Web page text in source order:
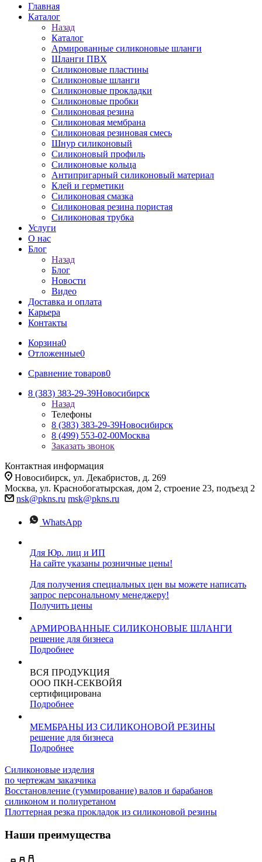
Главная
Каталог
Назад
Каталог
Армированные силиконовые шланги
Шланги ПВХ
Силиконовые пластины
Силиконовые шланги
Силиконовые прокладки
Силиконовые пробки
Силиконовая резина
Силиконовая мембрана
Силиконовая резиновая смесь
Шнур силиконовый
Силиконовый профиль
Силиконовые кольца
Антипригарный силиконовый материал
Клей и герметики
Силиконовая смазка
Силиконовая резина пористая
Силиконовая трубка
Услуги
О нас
Блог
Назад
Блог
Новости
Видео
Доставка и оплата
Карьера
Контакты
Корзина0
Отложенные0
Сравнение товаров0
8 (383) 383-29-39Новосибирск
Назад
Телефоны
8 (383) 383-29-39Новосибирск
8 (499) 553-02-00Москва
Заказать звонок
Контактная информация
Новосибирск, ул. Декабристов, д. 269
Москва, ул. Краснобогатырская, дом 2, строение 23, подъезд 2
nsk@pkns.ru msk@pkns.ru
WhatsApp
Для Юр. лиц и ИП
На сайте указаны розничные цены!
Для получения специальных цен вы можете написать
запрос персональному менеджеру!
Получить цены
АРМИРОВАННЫЕ СИЛИКОНОВЫЕ ШЛАНГИ
решение для бизнеса
Подробнее
ВСЯ ПРОДУКЦИЯ
ООО ПКН-СЕКВОЙЯ
сертифицирована
Подробнее
МЕМБРАНЫ ИЗ СИЛИКОНОВОЙ РЕЗИНЫ
решение для бизнеса
Подробнее
Силиконовые изделия
по чертежам заказчика
Восстановление (гуммирование) валов и барабанов
силиконом и полиуретаном
Плоттерная резка прокладок из силиконовой резины
Наши преимущества